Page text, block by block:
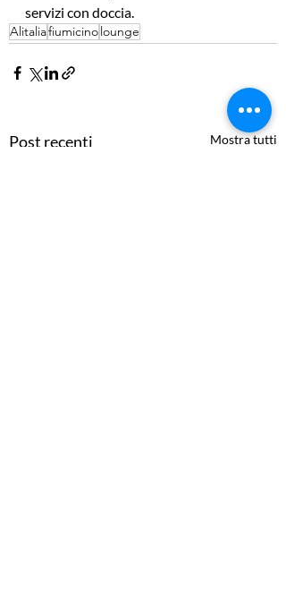
servizi con doccia.
Alitaliafiumicinolounge
Post recenti Mostra tutti